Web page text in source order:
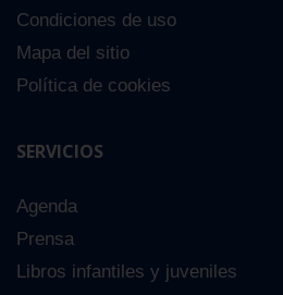
Condiciones de uso
Mapa del sitio
Política de cookies
SERVICIOS
Agenda
Prensa
Libros infantiles y juveniles